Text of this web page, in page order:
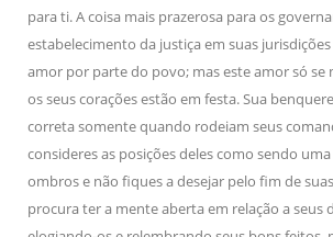
para ti. A coisa mais prazerosa para os
estabelecimento da justiça em suas
amor por parte do povo; mas este amor só se
os seus corações estão em festa. Sua
correta somente quando rodeiam seus
consideres as posições deles como sendo
ombros e não fiques a desejar pelo fim de
procura ter a mente aberta em relação a seus